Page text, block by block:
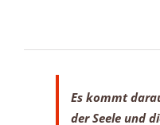
Es kommt
der Seele und